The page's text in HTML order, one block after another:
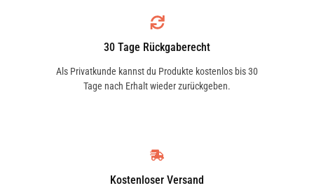
Robuste Materialien und
hochwertige Verarbeitung
gewährleisten eine lange Lebensdauer
und eine zuverlässige Leistung.
sorgt für eine gleichmäßige und
effektive Bremskraftverstärkung.
30 Tage Rückgaberecht
Als Privatkunde kannst du Produkte kostenlos bis 30
Tage nach Erhalt wieder zurückgeben.
Kostenloser Versand